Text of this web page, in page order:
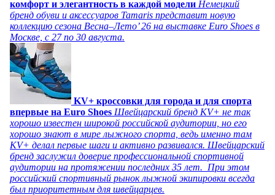
комфорт и элегантность в каждой модели Немецкий
бренд обуви и аксессуаров Tamaris представит новую
коллекцию сезона Весна–Лето’ 26 на выставке Euro Shoes в
Москве, с 27 по 30 августа.
KV+ кроссовки для города и для спорта
впервые на Euro Shoes Швейцарский бренд KV+ не так
хорошо известен широкой российской аудитории, но его
хорошо знают в мире лыжного спорта, ведь именно там
KV+ делал первые шаги и активно развивался. Швейцарский
бренд заслужил доверие профессиональной спортивной
аудитории на протяжении последних 35 лет. При этом
российский спортивный рынок лыжной экипировки всегда
был приоритетным для швейцарцев.